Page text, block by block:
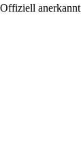
Offiziell anerkannt